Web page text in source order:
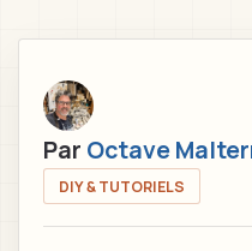
Par Octave
DIY & TUTORIELS